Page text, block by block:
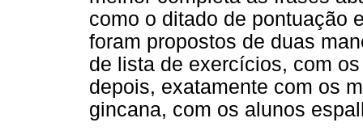
como o ditado de pontuação
foram propostos de duas
de lista de exercícios, com
depois, exatamente com os
gincana, com os alunos